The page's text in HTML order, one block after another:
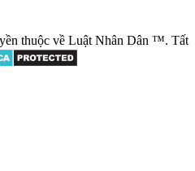
thuộc về Luật Nhân Dân ™. Tất